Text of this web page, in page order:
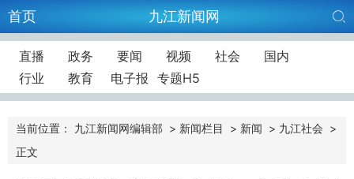
首页 九江新闻网
直播 政务 要闻 视频 社会
国内
行业
教育 电子报 专题H5
当前位置： 九江新闻网编辑部 > 新闻栏目 > 新闻 > 九江社会 >
正文